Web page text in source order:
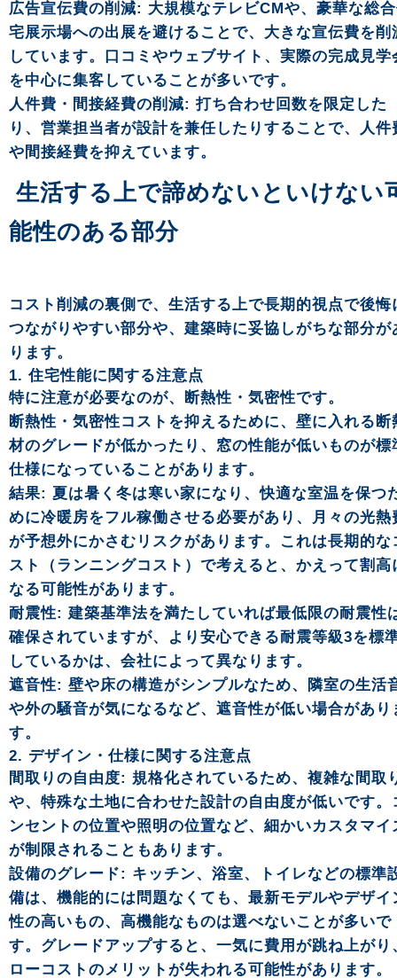
広告宣伝費の削減: 大規模なテレビCMや、豪華な総
宅展示場への出展を避けることで、大きな宣伝費を削
しています。口コミやウェブサイト、実際の完成見学
を中心に集客していることが多いです。
人件費・間接経費の削減: 打ち合わせ回数を限定した
り、営業担当者が設計を兼任したりすることで、人件
や間接経費を抑えています。
生活する上で諦めないといけない
能性のある部分
コスト削減の裏側で、生活する上で長期的視点で後悔
つながりやすい部分や、建築時に妥協しがちな部分が
ります。
1. 住宅性能に関する注意点
特に注意が必要なのが、断熱性・気密性です。
断熱性・気密性コストを抑えるために、壁に入れる断
材のグレードが低かったり、窓の性能が低いものが標
仕様になっていることがあります。
結果: 夏は暑く冬は寒い家になり、快適な室温を保つ
めに冷暖房をフル稼働させる必要があり、月々の光熱
が予想外にかさむリスクがあります。これは長期的な
スト（ランニングコスト）で考えると、かえって割高
なる可能性があります。
耐震性: 建築基準法を満たしていれば最低限の耐震性
確保されていますが、より安心できる耐震等級3を標
しているかは、会社によって異なります。
遮音性: 壁や床の構造がシンプルなため、隣室の生活
や外の騒音が気になるなど、遮音性が低い場合があり
す。
2. デザイン・仕様に関する注意点
間取りの自由度: 規格化されているため、複雑な間取
や、特殊な土地に合わせた設計の自由度が低いです。
ンセントの位置や照明の位置など、細かいカスタマイ
が制限されることもあります。
設備のグレード: キッチン、浴室、トイレなどの標準
備は、機能的には問題なくても、最新モデルやデザイ
性の高いもの、高機能なものは選べないことが多いで
す。グレードアップすると、一気に費用が跳ね上がり
ローコストのメリットが失われる可能性があります。